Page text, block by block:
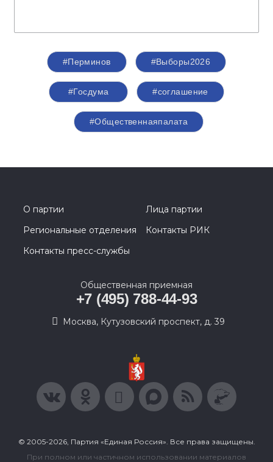
#Перминов #Выборы2026
#Госдума #соглашение
#Общественнаяпалата
О партии
Лица партии
Региональные отделения
Контакты РИК
Контакты пресс-службы
Общественная приемная
+7 (495) 788-44-93
Москва, Кутузовский проспект, д. 39
© 2005-2026, Партия «Единая Россия». Все права защищены.
При полном или частичном использовании материалов